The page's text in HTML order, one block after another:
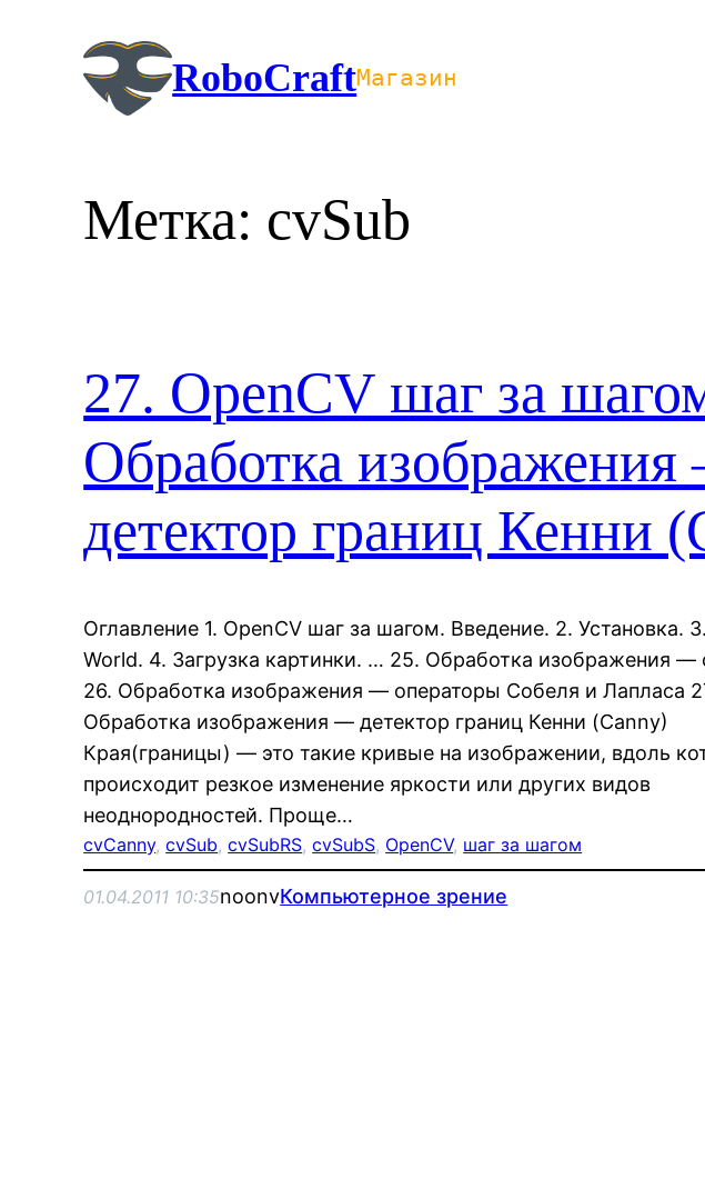
содержимому
RoboCraftМагазин
Метка: cvSub
27. OpenCV шаг за
Обработка
детектор границ Кенни
Оглавление 1. OpenCV шаг за шагом. Введение. 2. Установка.
World. 4. Загрузка картинки. … 25. Обработка изображения —
26. Обработка изображения — операторы Собеля и Лапласа
Обработка изображения — детектор границ Кенни (Canny)
Края(границы) — это такие кривые на изображении, вдоль
происходит резкое изменение яркости или других видов
неоднородностей. Проще…
cvCanny, cvSub, cvSubRS, cvSubS, OpenCV, шаг за шагом
01.04.2011 10:35noonvКомпьютерное зрение